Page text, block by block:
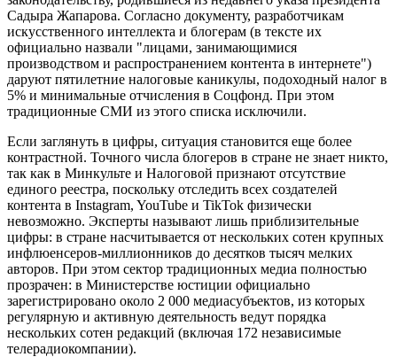
Садыра Жапарова. Согласно документу, разработчикам
искусственного интеллекта и блогерам (в тексте их
официально назвали "лицами, занимающимися
производством и распространением контента в интернете")
даруют пятилетние налоговые каникулы, подоходный налог в
5% и минимальные отчисления в Соцфонд. При этом
традиционные СМИ из этого списка исключили.
Если заглянуть в цифры, ситуация становится еще более
контрастной. Точного числа блогеров в стране не знает никто,
так как в Минкульте и Налоговой признают отсутствие
единого реестра, поскольку отследить всех создателей
контента в Instagram, YouTube и TikTok физически
невозможно. Эксперты называют лишь приблизительные
цифры: в стране насчитывается от нескольких сотен крупных
инфлюенсеров-миллионников до десятков тысяч мелких
авторов. При этом сектор традиционных медиа полностью
прозрачен: в Министерстве юстиции официально
зарегистрировано около 2 000 медиасубъектов, из которых
регулярную и активную деятельность ведут порядка
нескольких сотен редакций (включая 172 независимые
телерадиокомпании).